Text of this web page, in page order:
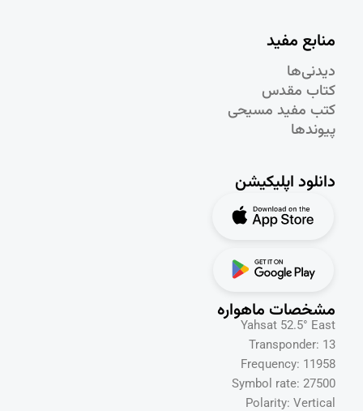
منابع مفید
دیدنی‌ها
کتاب مقدس
کتب مفید مسیحی
پیوندها
دانلود اپلیکیشن
مشخصات ماهواره
Yahsat 52.5° East
Transponder: 13
Frequency: 11958
Symbol rate: 27500
Polarity: Vertical